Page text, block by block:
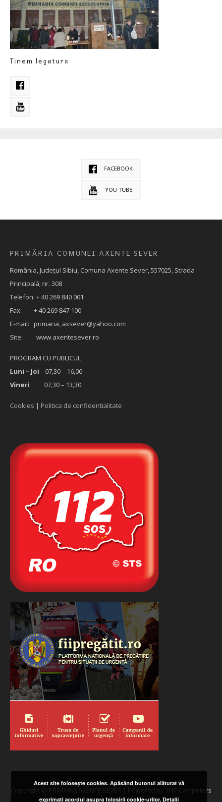
Tinem legatura
FACEBOOK
YOU TUBE
PRIMĂRIA COMUNEI AXENTE SEVER
România, Judeţul Sibiu, Comuna Axente Sever, 557025, Strada
Principală, nr. 308
Telefon: + 40 269 840 001
Fax: + 40 269 847 100
E-mail: primaria_axsever@yahoo.com
Site: www.axentesever.ro
PROGRAM CU PUBLICUL
Luni – Joi
07,30 – 16,00
Vineri 07,30 – 13,30
Cookies | Politica de confidentialitate
Copyright © PRIMARIA AXENTE SEVER | Powered by TNT Computers
Acest site folosește cookies. Apăsând butonul alăturat vă
exprimați acordul asupra folosirii cookie-urilor.Detalii